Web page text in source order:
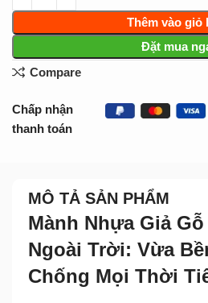
Thêm vào giỏ
Đặt mua
Compare
Chấp nhận
thanh toán
MÔ TẢ SẢN PHẨM
Mành Nhựa Giả Gỗ
Ngoài Trời: Vừa
Chống Mọi Thời